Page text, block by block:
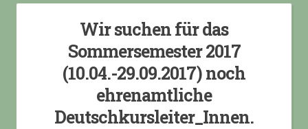
Wir suchen für das
Sommersemester 2017
(10.04.-29.09.2017) noch
ehrenamtliche
Deutschkursleiter_Innen.